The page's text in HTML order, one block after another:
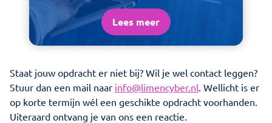
Lees meer
Staat jouw opdracht er niet bij? Wil je wel contact leggen?
Stuur dan een mail naar info@limencyber.nl. Wellicht is er
op korte termijn wél een geschikte opdracht voorhanden.
Uiteraard ontvang je van ons een reactie.